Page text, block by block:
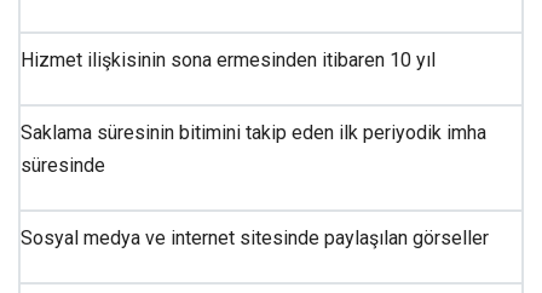
Hizmet ilişkisinin sona ermesinden itibaren 10 yıl
Saklama süresinin bitimini takip eden ilk periyodik imha
süresinde
Sosyal medya ve internet sitesinde paylaşılan görseller